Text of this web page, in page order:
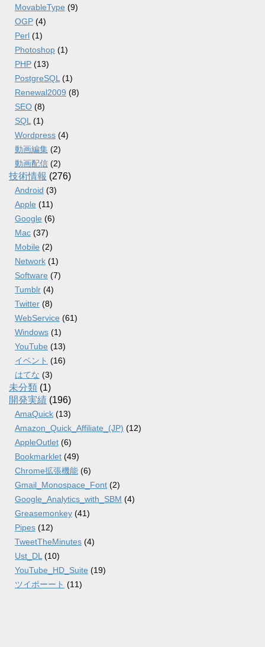
MovableType (9)
OGP (4)
Perl (1)
Photoshop (1)
PHP (13)
PostgreSQL (1)
Renewal2009 (8)
SEO (8)
SQL (1)
Wordpress (4)
動画編集 (2)
動画配信 (2)
技術情報 (276)
Android (3)
Apple (11)
Google (6)
Mac (37)
Mobile (2)
Network (1)
Software (7)
Tumblr (4)
Twitter (8)
WebService (61)
Windows (1)
YouTube (13)
イベント (16)
はてな (3)
未分類 (1)
開発実績 (196)
AmaQuick (13)
Amazon_Quick_Affiliate_(JP) (12)
AppleOutlet (6)
Bookmarklet (49)
Chrome拡張機能 (6)
Gmail_Monospace_Font (2)
Google_Analytics_with_SBM (4)
Greasemonkey (41)
Pipes (12)
TweetTheMinutes (4)
Ust_DL (10)
YouTube_HD_Suite (19)
ツイポーート (11)